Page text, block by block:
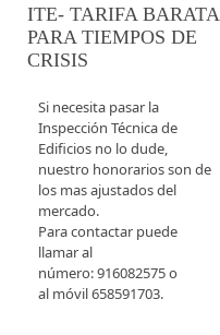
ITE- TARIFA BARATA
PARA TIEMPOS DE
CRISIS
Si necesita pasar la
Inspección Técnica de
Edificios no lo dude,
nuestro honorarios son de
los mas ajustados del
mercado.
Para contactar puede
llamar al
número: 916082575 o
al móvil 658591703.